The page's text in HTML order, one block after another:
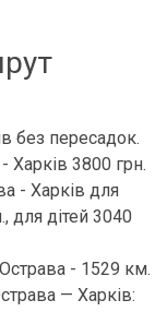
без пересадок.
Харків 3800 грн.
- Харків для
для дітей 3040
- 1529 км.
— Харків: